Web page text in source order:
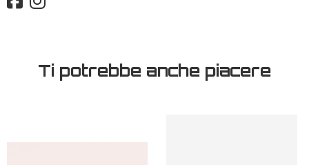
Ti potrebbe anche piacere